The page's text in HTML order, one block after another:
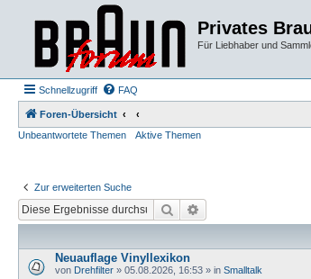
Privates
Für Liebhaber und
Schnellzugriff FAQ
Foren-Übersicht
Unbeantwortete Themen
Aktive Themen
Zur erweiterten Suche
Suche
Neuauflage Vinyllexikon
von Drehfilter » 05.08.2026, 16:53 » in Smalltalk